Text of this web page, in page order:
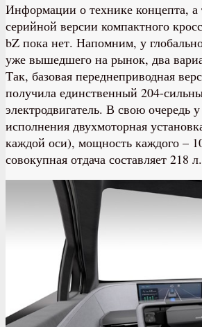
Информации о технике концепта, а
серийной версии компактного
bZ пока нет. Напомним, у
уже вышедшего на рынок, два
Так, базовая переднеприводная
получила единственный 204-
электродвигатель. В свою очередь
исполнения двухмоторная
каждой оси), мощность каждого –
совокупная отдача составляет 218